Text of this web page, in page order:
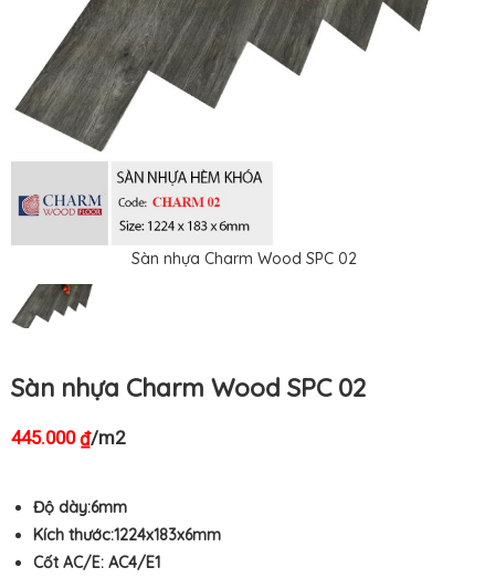
Sàn nhựa Charm Wood SPC 02
Sàn nhựa Charm Wood SPC 02
445.000₫/m2
Độ dày:6mm
Kích thước:1224x183x6mm
Cốt AC/E: AC4/E1